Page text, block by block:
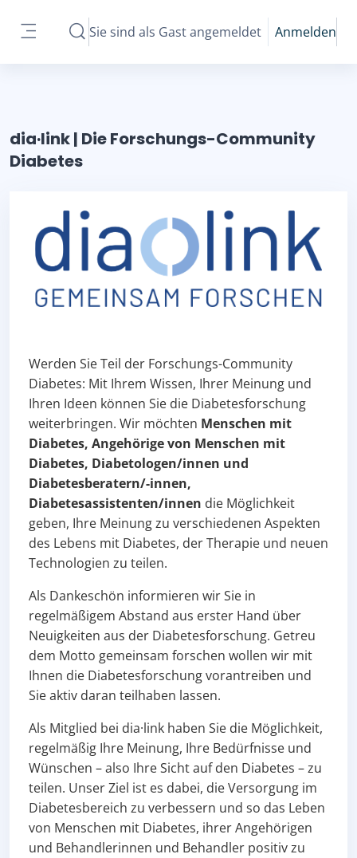
Website-Übersicht
Sucheingabe umschalten
Sie sind als Gast angemeldet Anmelden
dia·link | Die Forschungs-Community
Diabetes
Werden Sie Teil der Forschungs-Community
Diabetes: Mit Ihrem Wissen, Ihrer Meinung und
Ihren Ideen können Sie die Diabetesforschung
weiterbringen. Wir möchten Menschen mit
Diabetes, Angehörige von Menschen mit
Diabetes, Diabetologen/innen und
Diabetesberatern/-innen,
Diabetesassistenten/innen die Möglichkeit
geben, Ihre Meinung zu verschiedenen Aspekten
des Lebens mit Diabetes, der Therapie und neuen
Technologien zu teilen.
Als Dankeschön informieren wir Sie in
regelmäßigem Abstand aus erster Hand über
Neuigkeiten aus der Diabetesforschung. Getreu
dem Motto gemeinsam forschen wollen wir mit
Ihnen die Diabetesforschung vorantreiben und
Sie aktiv daran teilhaben lassen.
Als Mitglied bei dia·link haben Sie die Möglichkeit,
regelmäßig Ihre Meinung, Ihre Bedürfnisse und
Wünschen – also Ihre Sicht auf den Diabetes – zu
teilen. Unser Ziel ist es dabei, die Versorgung im
Diabetesbereich zu verbessern und so das Leben
von Menschen mit Diabetes, ihrer Angehörigen
und Behandlerinnen und Behandler positiv zu